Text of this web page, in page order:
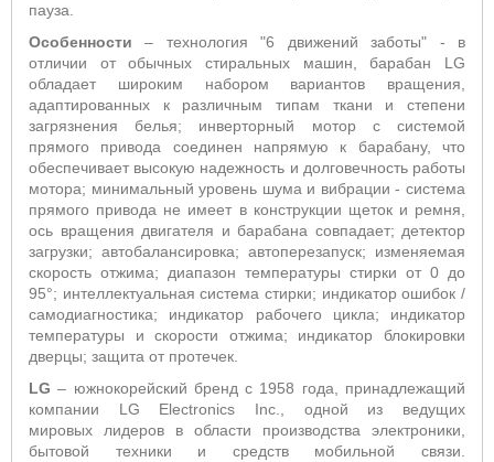
пауза.
Особенности– технология "6 движений заботы" - в
отличии от обычных стиральных машин, барабан LG
обладает широким набором вариантов вращения,
адаптированных к различным типам ткани и степени
загрязнения белья; инверторный мотор с системой
прямого привода соединен напрямую к барабану, что
обеспечивает высокую надежность и долговечность работы
мотора; минимальный уровень шума и вибрации - система
прямого привода не имеет в конструкции щеток и ремня,
ось вращения двигателя и барабана совпадает; детектор
загрузки; автобалансировка; автоперезапуск; изменяемая
скорость отжима; диапазон температуры стирки от 0 до
95°; интеллектуальная система стирки; индикатор ошибок /
самодиагностика; индикатор рабочего цикла; индикатор
температуры и скорости отжима; индикатор блокировки
дверцы; защита от протечек.
LG – южнокорейский бренд с 1958 года, принадлежащий
компании LG Electronics Inc., одной из ведущих
мировых лидеров в области производства электроники,
бытовой техники и средств мобильной связи.